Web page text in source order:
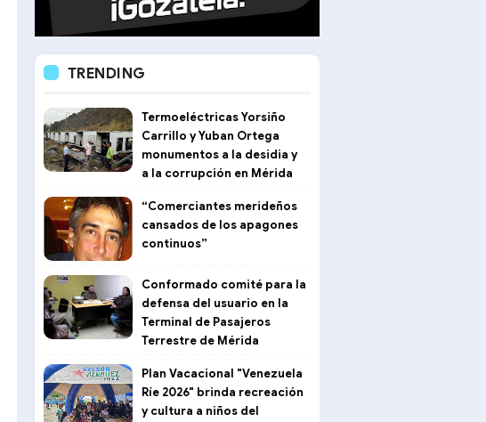
TRENDING
Termoeléctricas Yorsiño
Carrillo y Yuban Ortega
monumentos a la desidia y
a la corrupción en Mérida
“Comerciantes merideños
cansados de los apagones
continuos”
Conformado comité para la
defensa del usuario en la
Terminal de Pasajeros
Terrestre de Mérida
Plan Vacacional "Venezuela
Ríe 2026" brinda recreación
y cultura a niños del